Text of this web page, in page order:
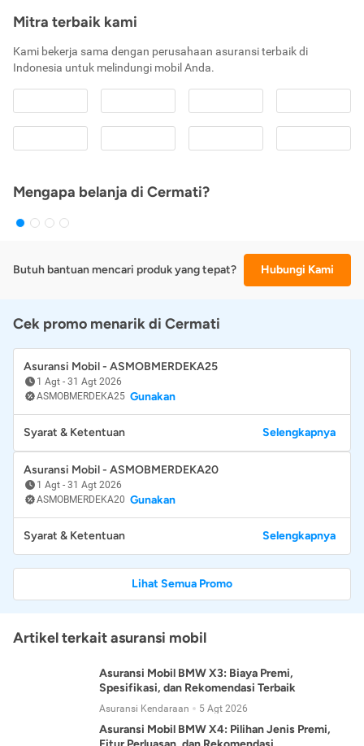
Mitra terbaik kami
Kami bekerja sama dengan perusahaan asuransi terbaik di
Indonesia untuk melindungi mobil Anda.
Mengapa belanja di Cermati?
Butuh bantuan mencari produk yang tepat? Hubungi Kami
Cek promo menarik di Cermati
Asuransi Mobil - ASMOBMERDEKA25
1 Agt - 31 Agt 2026
ASMOBMERDEKA25 Gunakan
Syarat & Ketentuan Selengkapnya
Asuransi Mobil - ASMOBMERDEKA20
1 Agt - 31 Agt 2026
ASMOBMERDEKA20 Gunakan
Syarat & Ketentuan Selengkapnya
Lihat Semua Promo
Artikel terkait asuransi mobil
Asuransi Mobil BMW X3: Biaya Premi,
Spesifikasi, dan Rekomendasi Terbaik
Asuransi Kendaraan 5 Agt 2026
Asuransi Mobil BMW X4: Pilihan Jenis Premi,